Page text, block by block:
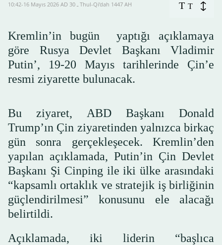
10:42-16 Mayıs 2026 AD ـ 30 Thul-Qi’dah 1447 AH T T
Kremlin’in bugün yaptığı açıklamaya
göre Rusya Devlet Başkanı Vladimir
Putin’, 19-20 Mayıs tarihlerinde Çin’e
resmi ziyarette bulunacak.
Bu ziyaret, ABD Başkanı Donald
Trump’ın Çin ziyaretinden yalnızca birkaç
gün sonra gerçekleşecek. Kremlin’den
yapılan açıklamada, Putin’in Çin Devlet
Başkanı Şi Cinping ile iki ülke arasındaki
“kapsamlı ortaklık ve stratejik iş birliğinin
güçlendirilmesi” konusunu ele alacağı
belirtildi.
Açıklamada, iki liderin “başlıca